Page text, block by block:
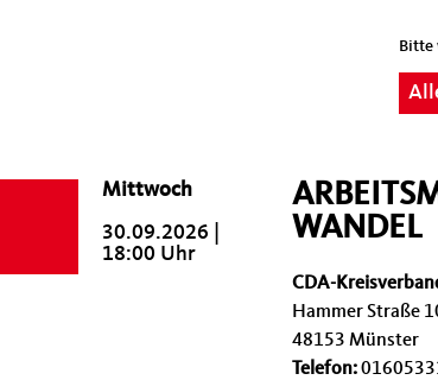
Bitte
Mittwoch
30.09.2026 |
18:00 Uhr
WANDEL
CDA-
Hammer Straße
48153 Münster
Telefon: